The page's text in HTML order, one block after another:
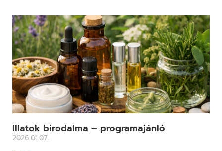
Illatok birodalma – programajánló
2026.01.07.